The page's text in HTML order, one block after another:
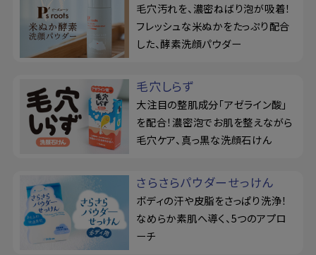
毛穴汚れを、濃密ねばり泡が吸着！
フレッシュな米ぬかをたっぷり配合
した、酵素洗顔パウダー
毛穴しらず
大注目の整肌成分「アゼライン酸」
を配合！濃密泡でお肌を整えながら
毛穴ケア、真っ黒な洗顔石けん
さらさらパウダーせっけん
ボディの汗や皮脂をさっぱり洗浄！
なめらか素肌へ導く、5つのアプロ
ーチ